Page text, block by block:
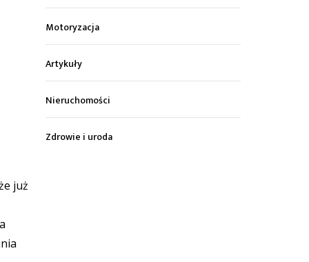
już
Motoryzacja
Artykuły
Nieruchomości
Zdrowie i uroda